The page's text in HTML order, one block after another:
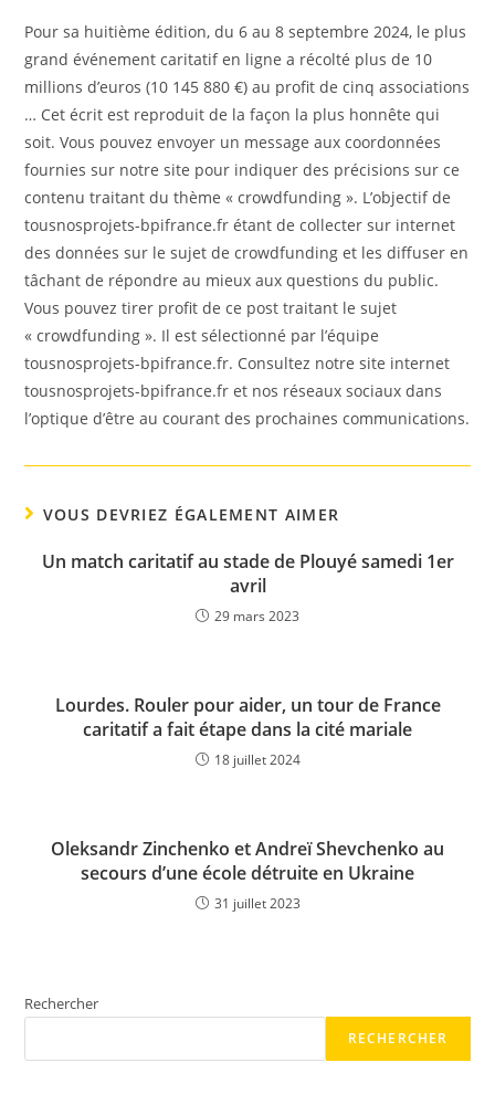
Pour sa huitième édition, du 6 au 8 septembre 2024, le plus
grand événement caritatif en ligne a récolté plus de 10
millions d’euros (10 145 880 €) au profit de cinq associations
… Cet écrit est reproduit de la façon la plus honnête qui
soit. Vous pouvez envoyer un message aux coordonnées
fournies sur notre site pour indiquer des précisions sur ce
contenu traitant du thème « crowdfunding ». L’objectif de
tousnosprojets-bpifrance.fr étant de collecter sur internet
des données sur le sujet de crowdfunding et les diffuser en
tâchant de répondre au mieux aux questions du public.
Vous pouvez tirer profit de ce post traitant le sujet
« crowdfunding ». Il est sélectionné par l’équipe
tousnosprojets-bpifrance.fr. Consultez notre site internet
tousnosprojets-bpifrance.fr et nos réseaux sociaux dans
l’optique d’être au courant des prochaines communications.
VOUS DEVRIEZ ÉGALEMENT AIMER
Un match caritatif au stade de Plouyé samedi 1er
avril
29 mars 2023
Lourdes. Rouler pour aider, un tour de France
caritatif a fait étape dans la cité mariale
18 juillet 2024
Oleksandr Zinchenko et Andreï Shevchenko au
secours d’une école détruite en Ukraine
31 juillet 2023
Rechercher
RECHERCHER